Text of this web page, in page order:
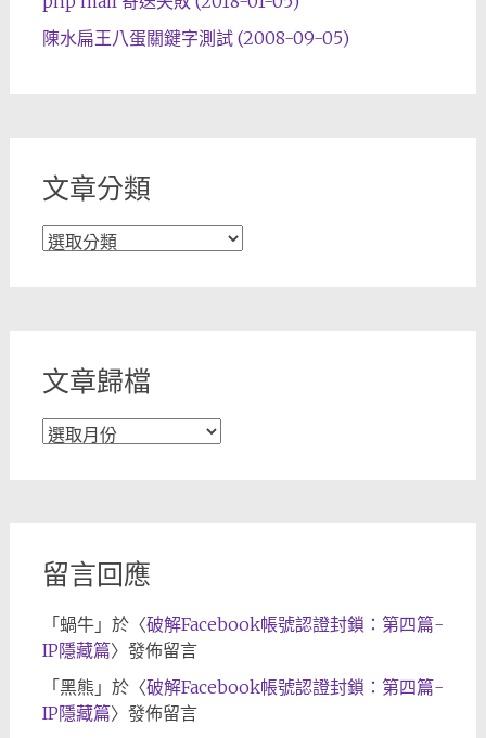
陳水扁王八蛋關鍵字測試 (2008-09-05)
文章分類
文
文章歸檔
文
留言回應
「 蝸牛」於〈破解Facebook帳號認證封鎖：第四篇-
IP隱藏篇〉發佈留言
「 黑熊 」於〈破解Facebook帳號認證封鎖：第四篇-
IP隱藏篇〉發佈留言